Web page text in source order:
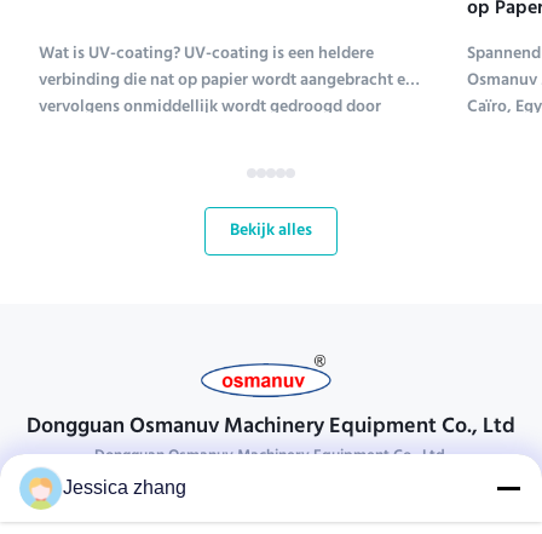
Wat is UV-coating? UV-coating is een heldere
verbinding die nat op papier wordt aangebracht en
vervolgens onmiddellijk wordt gedroogd door
ultraviolet coating). Verschillende soorten
verbindingen worden gebruikt om papier te coaten;
op
Caïro,
Bekijk alles
Dongguan Osmanuv Machinery Equipment Co., Ltd
Dongguan Osmanuv Machinery Equipment Co., Ltd.
Neem contact op.
Jessica zhang